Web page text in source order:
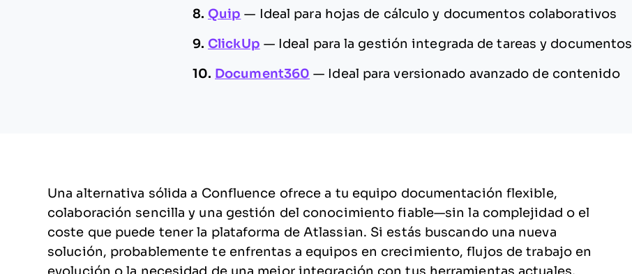
8. Quip — Ideal para hojas de cálculo y documentos colaborativos
9. ClickUp — Ideal para la gestión integrada de tareas y documentos
10. Document360 — Ideal para versionado avanzado de contenido
Una alternativa sólida a Confluence ofrece a tu equipo documentación flexible,
colaboración sencilla y una gestión del conocimiento fiable—sin la complejidad o el
coste que puede tener la plataforma de Atlassian. Si estás buscando una nueva
solución, probablemente te enfrentas a equipos en crecimiento, flujos de trabajo en
evolución o la necesidad de una mejor integración con tus herramientas actuales.